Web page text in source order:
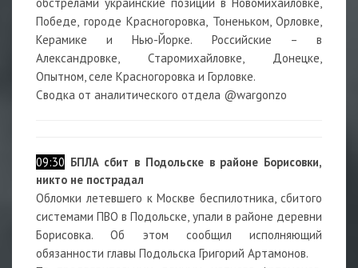
Победе, городе Красногоровка, Тоненьком, Орловке,
Керамике и Нью-Йорке. Российские – в
Александровке, Старомихайловке, Донецке,
Опытном, селе Красногоровка и Горловке.
Сводка от аналитического отдела @wargonzo
09:30 БПЛА сбит в Подольске в районе Борисовки,
никто не пострадал
Обломки летевшего к Москве беспилотника, сбитого
системами ПВО в Подольске, упали в районе деревни
Борисовка. Об этом сообщил исполняющий
обязанности главы Подольска Григорий Артамонов.